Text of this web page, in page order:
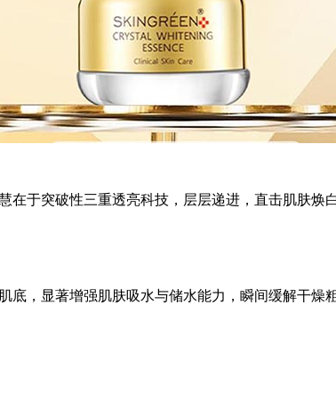
于突破性三重透亮科技，层层递进，直击肌肤焕
，显著增强肌肤吸水与储水能力，瞬间缓解干